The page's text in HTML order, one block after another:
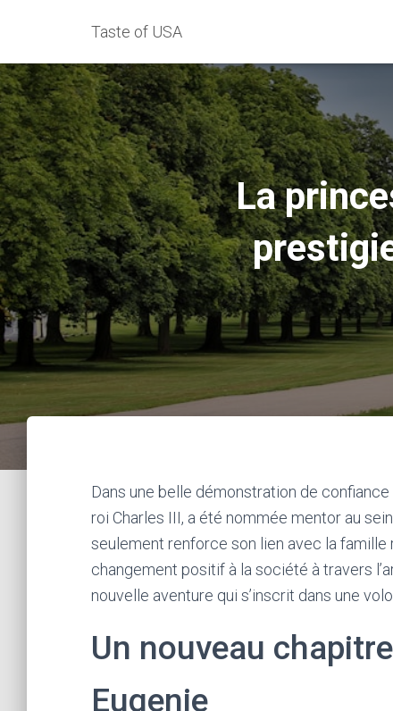
Taste of USA
La
Dans une belle démonstration de
roi Charles III, a été nommée mentor au
seulement renforce son lien avec la famille
changement positif à la société à travers
nouvelle aventure qui s’inscrit dans une
Un nouveau
Eugenie